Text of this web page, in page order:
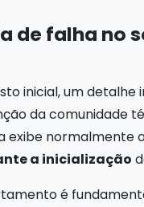
de falha no
inicial, um
da comunidade
exibe normalmente
a inicialização
é